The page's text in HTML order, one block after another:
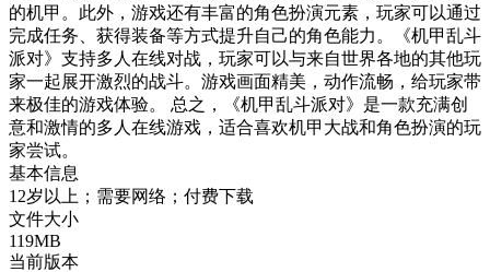
的机甲。此外，游戏还有丰富的角色扮演元素，玩家可以通过
完成任务、获得装备等方式提升自己的角色能力。《机甲乱斗
派对》支持多人在线对战，玩家可以与来自世界各地的其他玩
家一起展开激烈的战斗。游戏画面精美，动作流畅，给玩家带
来极佳的游戏体验。 总之，《机甲乱斗派对》是一款充满创
意和激情的多人在线游戏，适合喜欢机甲大战和角色扮演的玩
家尝试。
基本信息
12岁以上；需要网络；付费下载
文件大小
119MB
当前版本